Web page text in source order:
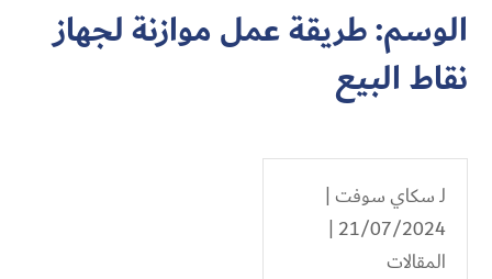
الوسم:طريقة عمل موازنة لجهاز
نقاط البيع
لـسكاي سوفت |
21/07/2024 |
المقالات